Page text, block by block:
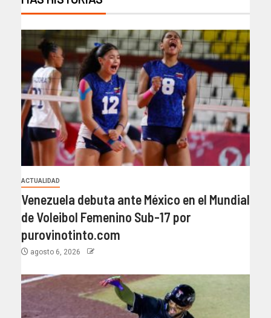
ACTUALIDAD
Venezuela debuta ante México en el Mundial
de Voleibol Femenino Sub-17 por
purovinotinto.com
agosto 6, 2026